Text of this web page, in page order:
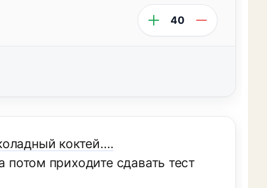
40
коктей….
приходите сдавать тест